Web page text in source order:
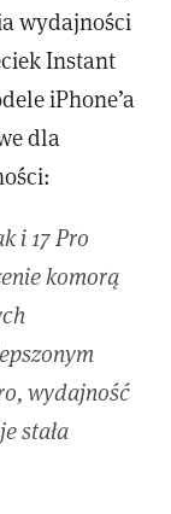
wydajności
Instant
iPhone’a
dla
i 17 Pro
komorą
wydajność
stała